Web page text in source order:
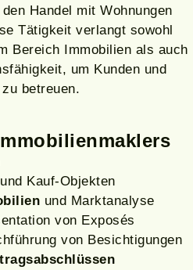
den Handel mit Wohnungen
Tätigkeit verlangt sowohl
Bereich Immobilien als auch
um Kunden und
betreuen.
Kauf-Objekten
und Marktanalyse
von Exposés
von Besichtigungen